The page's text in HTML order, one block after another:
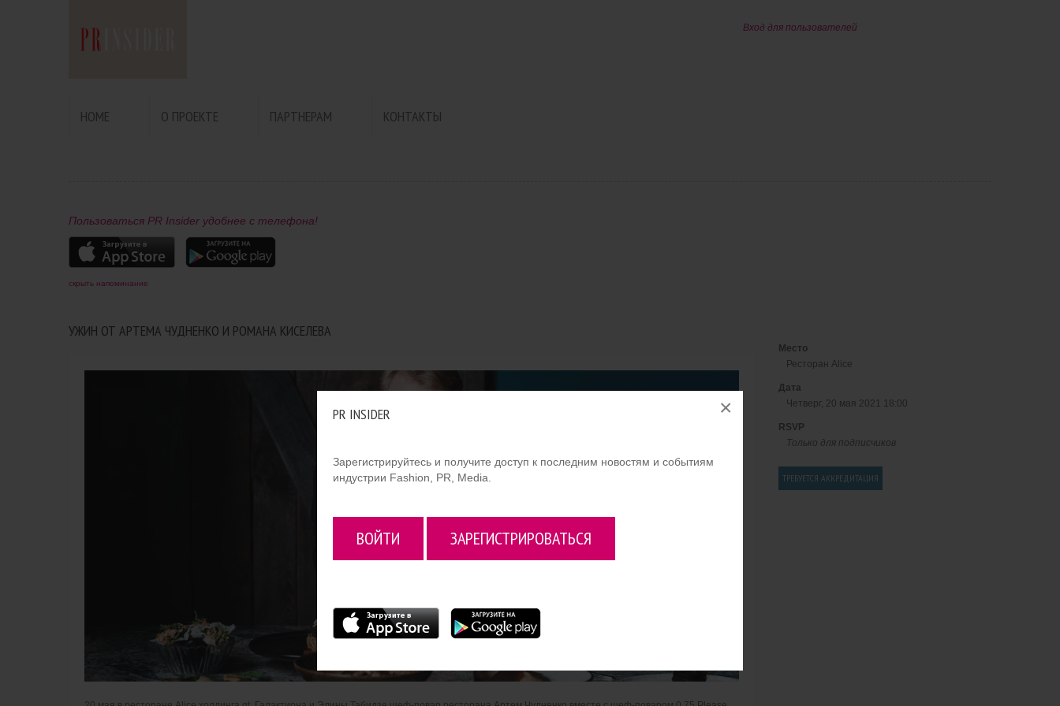
PR INSIDER
Зарегистрируйтесь и получите доступ к последним новостям и событиям
индустрии Fashion, PR, Media.
ВОЙТИ ЗАРЕГИСТРИРОВАТЬСЯ
×
Вход для пользователей
HOME О ПРОЕКТЕ ПАРТНЕРАМ КОНТАКТЫ
Пользоваться PR Insider удобнее с телефона!
скрыть напоминание
УЖИН ОТ АРТЕМА ЧУДНЕНКО И РОМАНА КИСЕЛЕВА
Место
Ресторан Alice
Дата
Четверг, 20 мая 2021 18:00
RSVP
Только для подписчиков
ТРЕБУЕТСЯ АККРЕДИТАЦИЯ